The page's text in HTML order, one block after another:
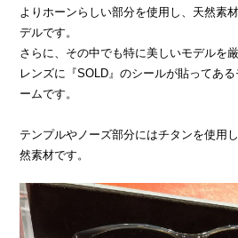
よりホーンらしい部分を使用し、天然素
デルです。
さらに、その中でも特に美しいモデルを
レンズに『SOLD』のシールが貼ってあ
ームです。
テンプルやノーズ部分にはチタンを使用
然素材です。